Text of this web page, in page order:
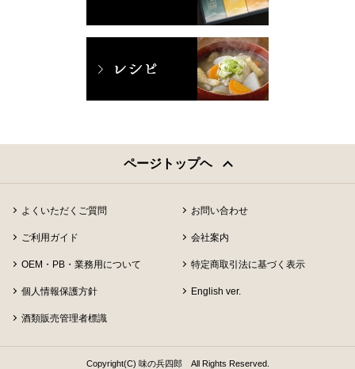
ページトップヘ
よくいただくご質問 お問い合わせ
ご利用ガイド 会社案内
OEM・PB・業務用について 特定商取引法に基づく表示
個人情報保護方針 English ver.
酒類販売管理者標識
Copyright(C) 味の兵四郎 All Rights Reserved.